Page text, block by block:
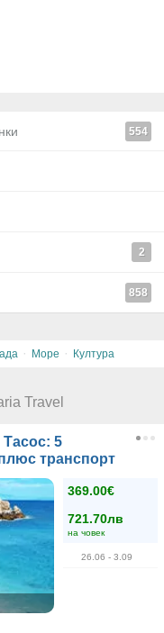
554
2
858
· Море · Култура
Travel
Тасос: 5
транспорт
369.00€
721.70лв
на човек
26.06 - 3.09